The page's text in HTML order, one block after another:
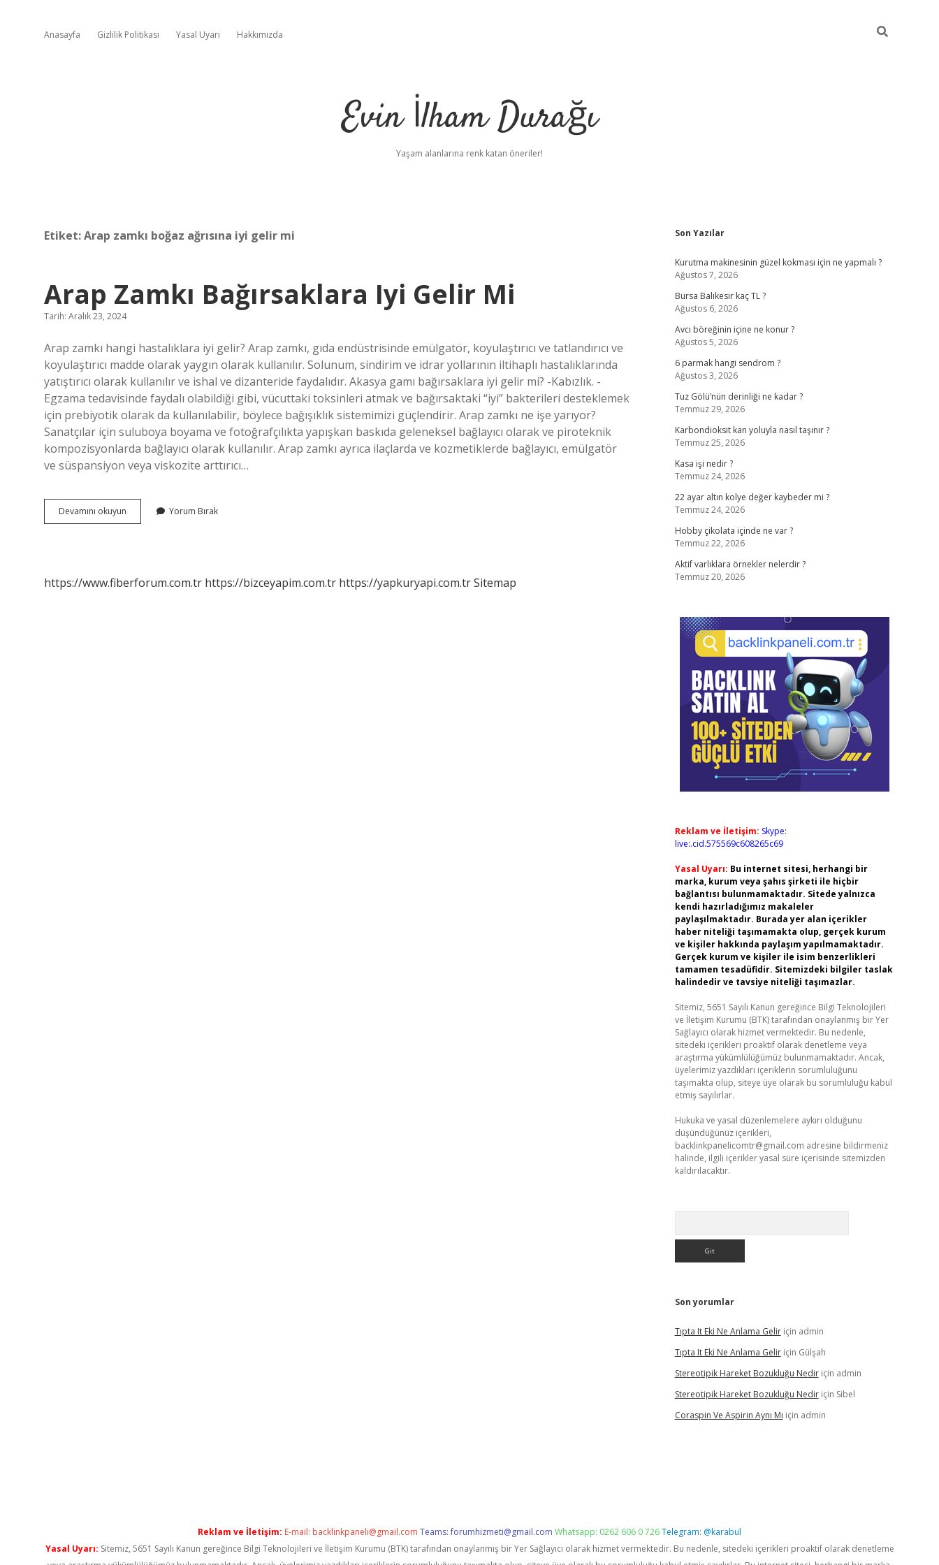
Anasayfa Gizlilik Politikası Yasal Uyarı Hakkımızda
Evin İlham Durağı
Yaşam alanlarına renk katan öneriler!
Etiket:Arap zamkı boğaz ağrısına iyi gelir mi
Arap Zamkı Bağırsaklara Iyi Gelir Mi
Tarih: Aralık 23, 2024
Arap zamkı hangi hastalıklara iyi gelir? Arap zamkı, gıda endüstrisinde emülgatör, koyulaştırıcı ve tatlandırıcı ve
koyulaştırıcı madde olarak yaygın olarak kullanılır. Solunum, sindirim ve idrar yollarının iltihaplı hastalıklarında
yatıştırıcı olarak kullanılır ve ishal ve dizanteride faydalıdır. Akasya gamı bağırsaklara iyi gelir mi? -Kabızlık. -
Egzama tedavisinde faydalı olabildiği gibi, vücuttaki toksinleri atmak ve bağırsaktaki “iyi” bakterileri desteklemek
için prebiyotik olarak da kullanılabilir, böylece bağışıklık sistemimizi güçlendirir. Arap zamkı ne işe yarıyor?
Sanatçılar için suluboya boyama ve fotoğrafçılıkta yapışkan baskıda geleneksel bağlayıcı olarak ve piroteknik
kompozisyonlarda bağlayıcı olarak kullanılır. Arap zamkı ayrıca ilaçlarda ve kozmetiklerde bağlayıcı, emülgatör
ve süspansiyon veya viskozite arttırıcı…
Devamını okuyun
Zamkı
Yorum Bırak
https://www.fiberforum.com.tr https://bizceyapim.com.tr https://yapkuryapi.com.trSitemap
Sidebar
Son Yazılar
Kurutma makinesinin güzel kokması için ne yapmalı ?
Ağustos 7, 2026
Bursa Balıkesir kaç TL ?
Ağustos 6, 2026
Avcı böreğinin içine ne konur ?
Ağustos 5, 2026
6 parmak hangi sendrom ?
Ağustos 3, 2026
Tuz Gölü’nün derinliği ne kadar ?
Temmuz 29, 2026
Karbondioksit kan yoluyla nasıl taşınır ?
Temmuz 25, 2026
Kasa işi nedir ?
Temmuz 24, 2026
22 ayar altın kolye değer kaybeder mi ?
Temmuz 24, 2026
Hobby çikolata içinde ne var ?
Temmuz 22, 2026
Aktif varlıklara örnekler nelerdir ?
Temmuz 20, 2026
Reklam ve İletişim: Skype:
live:.cid.575569c608265c69
Yasal Uyarı: Bu internet sitesi, herhangi bir
marka, kurum veya şahıs şirketi ile hiçbir
bağlantısı bulunmamaktadır. Sitede yalnızca
kendi hazırladığımız makaleler
paylaşılmaktadır. Burada yer alan içerikler
haber niteliği taşımamakta olup, gerçek kurum
ve kişiler hakkında paylaşım yapılmamaktadır.
Gerçek kurum ve kişiler ile isim benzerlikleri
tamamen tesadüfidir. Sitemizdeki bilgiler taslak
halindedir ve tavsiye niteliği taşımazlar.
Sitemiz, 5651 Sayılı Kanun gereğince Bilgi Teknolojileri
ve İletişim Kurumu (BTK) tarafından onaylanmış bir Yer
Sağlayıcı olarak hizmet vermektedir. Bu nedenle,
sitedeki içerikleri proaktif olarak denetleme veya
araştırma yükümlülüğümüz bulunmamaktadır. Ancak,
üyelerimiz yazdıkları içeriklerin sorumluluğunu
taşımakta olup, siteye üye olarak bu sorumluluğu kabul
etmiş sayılırlar.
Hukuka ve yasal düzenlemelere aykırı olduğunu
düşündüğünüz içerikleri,
backlinkpanelicomtr@gmail.com adresine bildirmeniz
halinde, ilgili içerikler yasal süre içerisinde sitemizden
kaldırılacaktır.
Son yorumlar
Tıpta It Eki Ne Anlama Geliriçin admin
Tıpta It Eki Ne Anlama Geliriçin Gülşah
Stereotipik Hareket Bozukluğu Nediriçin admin
Stereotipik Hareket Bozukluğu Nediriçin Sibel
Coraspin Ve Aspirin Aynı Mı için admin
Reklam ve İletişim: E-mail: backlinkpaneli@gmail.com Teams:forumhizmeti@gmail.com Whatsapp: 0262 606 0 726Telegram: @karabul
Yasal Uyarı: Sitemiz, 5651 Sayılı Kanun gereğince Bilgi Teknolojileri ve İletişim Kurumu (BTK) tarafından onaylanmış bir Yer Sağlayıcı olarak hizmet vermektedir. Bu nedenle, sitedeki içerikleri proaktif olarak denetleme